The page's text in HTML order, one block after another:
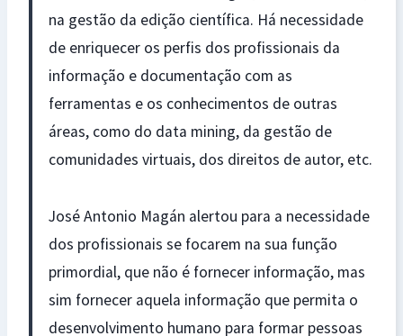
na gestão da edição científica. Há necessidade
de enriquecer os perfis dos profissionais da
informação e documentação com as
ferramentas e os conhecimentos de outras
áreas, como do data mining, da gestão de
comunidades virtuais, dos direitos de autor, etc.
José Antonio Magán alertou para a necessidade
dos profissionais se focarem na sua função
primordial, que não é fornecer informação, mas
sim fornecer aquela informação que permita o
desenvolvimento humano para formar pessoas